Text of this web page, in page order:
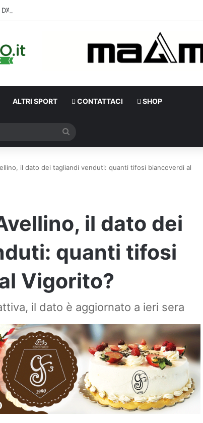
ALTRI SPORT CONTATTACI SHOP
il dato dei tagliandi venduti: quanti tifosi biancoverdi al
il dato dei
quanti tifosi
Vigorito?
il dato è aggiornato a ieri sera